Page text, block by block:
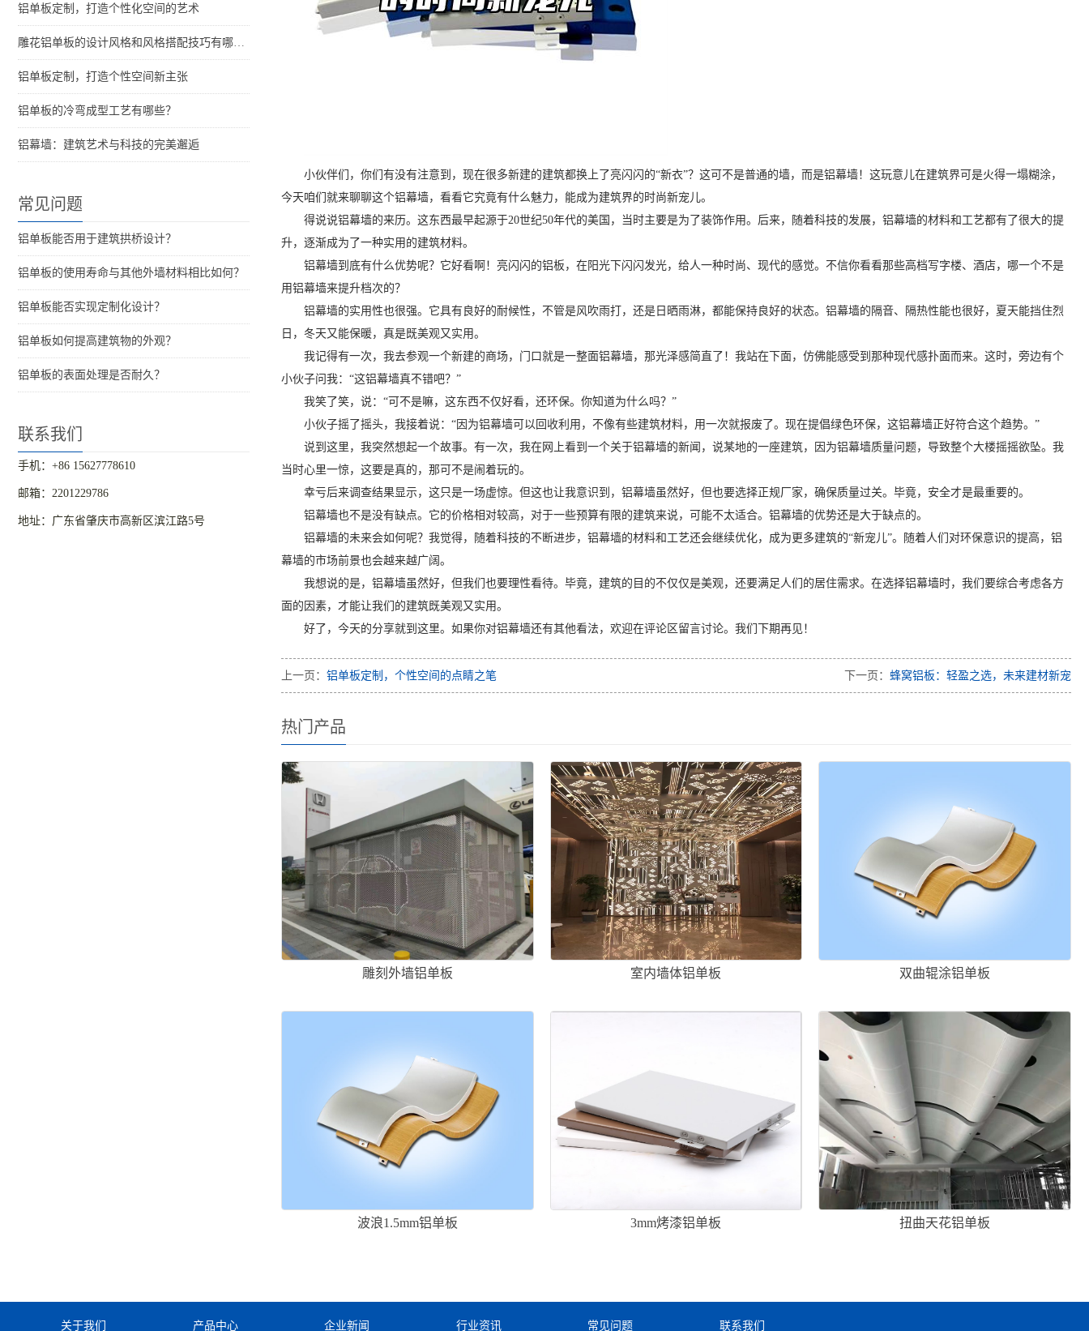
铝单板定制，打造个性化空间的艺术
雕花铝单板的设计风格和风格搭配技巧有哪些？
铝单板定制，打造个性空间新主张
铝单板的冷弯成型工艺有哪些？
铝幕墙：建筑艺术与科技的完美邂逅
常见问题
铝单板能否用于建筑拱桥设计？
铝单板的使用寿命与其他外墙材料相比如何？
铝单板能否实现定制化设计？
铝单板如何提高建筑物的外观？
铝单板的表面处理是否耐久？
联系我们
手机：+86 15627778610
邮箱：2201229786
地址：广东省肇庆市高新区滨江路5号
小伙伴们，你们有没有注意到，现在很多新建的建筑都换上了亮闪闪的“新衣”？这可不是普通的墙，而是铝幕墙！这玩意儿在建筑界可是火得一塌糊涂，
今天咱们就来聊聊这个铝幕墙，看看它究竟有什么魅力，能成为建筑界的时尚新宠儿。
得说说铝幕墙的来历。这东西最早起源于20世纪50年代的美国，当时主要是为了装饰作用。后来，随着科技的发展，铝幕墙的材料和工艺都有了很大的提
升，逐渐成为了一种实用的建筑材料。
铝幕墙到底有什么优势呢？它好看啊！亮闪闪的铝板，在阳光下闪闪发光，给人一种时尚、现代的感觉。不信你看看那些高档写字楼、酒店，哪一个不是
用铝幕墙来提升档次的？
铝幕墙的实用性也很强。它具有良好的耐候性，不管是风吹雨打，还是日晒雨淋，都能保持良好的状态。铝幕墙的隔音、隔热性能也很好，夏天能挡住烈
日，冬天又能保暖，真是既美观又实用。
我记得有一次，我去参观一个新建的商场，门口就是一整面铝幕墙，那光泽感简直了！我站在下面，仿佛能感受到那种现代感扑面而来。这时，旁边有个
小伙子问我：“这铝幕墙真不错吧？”
我笑了笑，说：“可不是嘛，这东西不仅好看，还环保。你知道为什么吗？”
小伙子摇了摇头，我接着说：“因为铝幕墙可以回收利用，不像有些建筑材料，用一次就报废了。现在提倡绿色环保，这铝幕墙正好符合这个趋势。”
说到这里，我突然想起一个故事。有一次，我在网上看到一个关于铝幕墙的新闻，说某地的一座建筑，因为铝幕墙质量问题，导致整个大楼摇摇欲坠。我
当时心里一惊，这要是真的，那可不是闹着玩的。
幸亏后来调查结果显示，这只是一场虚惊。但这也让我意识到，铝幕墙虽然好，但也要选择正规厂家，确保质量过关。毕竟，安全才是最重要的。
铝幕墙也不是没有缺点。它的价格相对较高，对于一些预算有限的建筑来说，可能不太适合。铝幕墙的优势还是大于缺点的。
铝幕墙的未来会如何呢？我觉得，随着科技的不断进步，铝幕墙的材料和工艺还会继续优化，成为更多建筑的“新宠儿”。随着人们对环保意识的提高，铝
幕墙的市场前景也会越来越广阔。
我想说的是，铝幕墙虽然好，但我们也要理性看待。毕竟，建筑的目的不仅仅是美观，还要满足人们的居住需求。在选择铝幕墙时，我们要综合考虑各方
面的因素，才能让我们的建筑既美观又实用。
好了，今天的分享就到这里。如果你对铝幕墙还有其他看法，欢迎在评论区留言讨论。我们下期再见！
上一页： 铝单板定制，个性空间的点睛之笔 下一页： 蜂窝铝板：轻盈之选，未来建材新宠
热门产品
雕刻外墙铝单板 室内墙体铝单板 双曲辊涂铝单板
波浪1.5mm铝单板 3mm烤漆铝单板 扭曲天花铝单板
关于我们 产品中心 企业新闻 行业资讯 常见问题 联系我们